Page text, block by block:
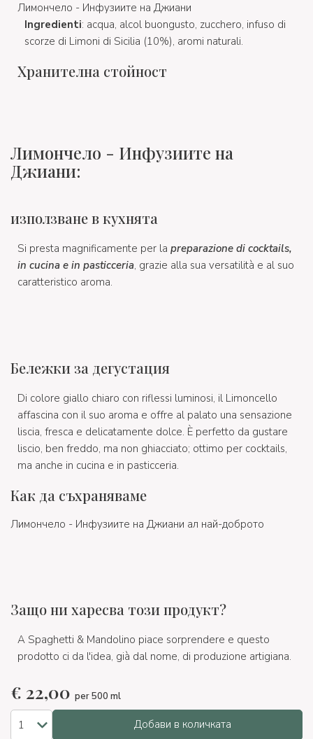
Лимончело - Инфузиите на Джиани
Ingredienti: acqua, alcol buongusto, zucchero, infuso di
scorze di Limoni di Sicilia (10%), aromi naturali.
Хранителна стойност
Лимончело - Инфузиите на
Джиани:
използване в кухнята
Si presta magnificamente per la preparazione di cocktails,
in cucina e in pasticceria, grazie alla sua versatilità e al suo
caratteristico aroma.
Бележки за дегустация
Di colore giallo chiaro con riflessi luminosi, il Limoncello
affascina con il suo aroma e offre al palato una sensazione
liscia, fresca e delicatamente dolce. È perfetto da gustare
liscio, ben freddo, ma non ghiacciato; ottimo per cocktails,
ma anche in cucina e in pasticceria.
Как да съхраняваме
Лимончело - Инфузиите на Джиани ал най-доброто
Защо ни харесва този продукт?
A Spaghetti & Mandolino piace sorprendere e questo
prodotto ci da l'idea, già dal nome, di produzione artigiana.
€ 22,00 per 500 ml
Добави в количката